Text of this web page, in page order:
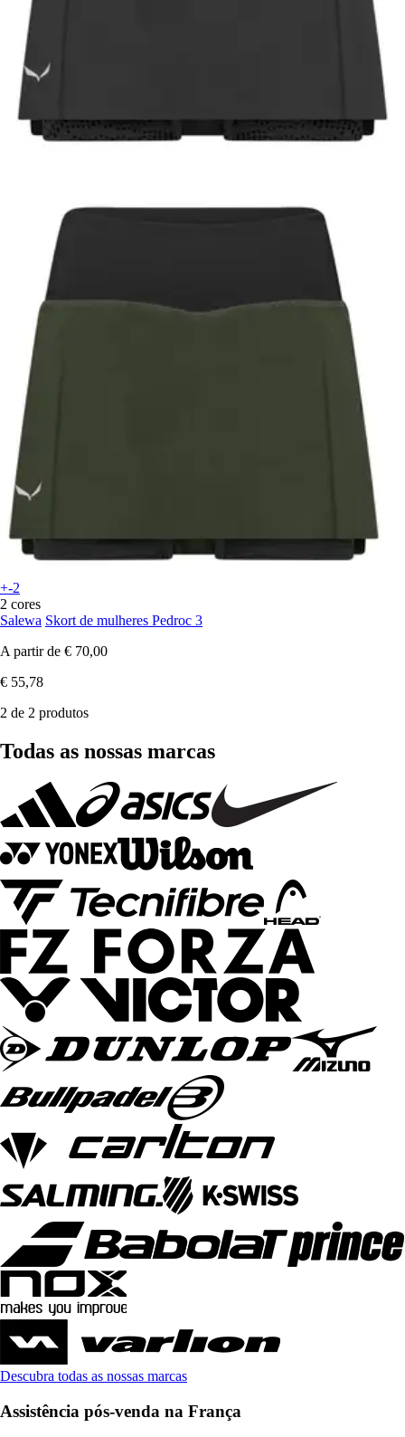
+-2
2 cores
Salewa Skort de mulheres Pedroc 3
A partir de € 70,00
€ 55,78
2 de 2 produtos
Todas as nossas marcas
Descubra todas as nossas marcas
Assistência pós-venda na França